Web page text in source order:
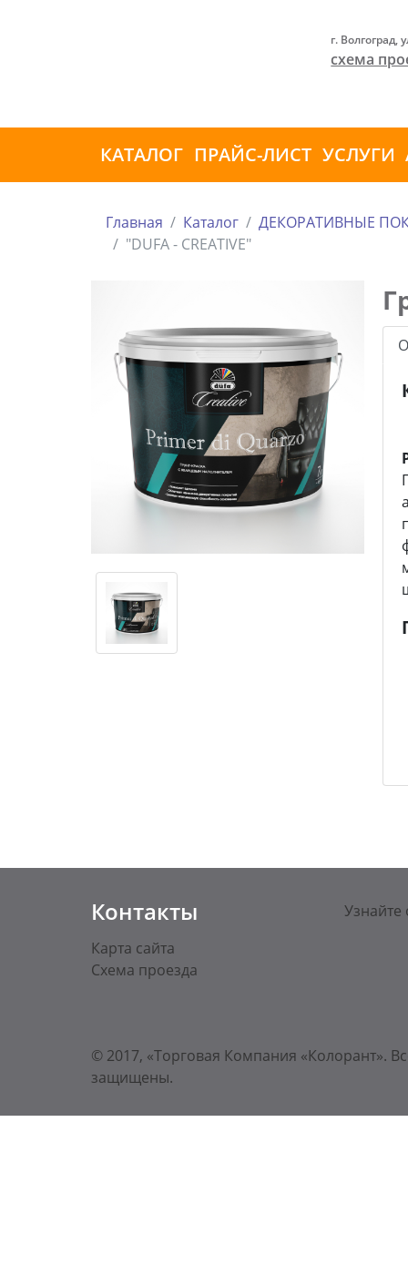
г. Волгоград,
схема
КАТАЛОГ ПРАЙС-ЛИСТ УСЛУГИ
Главная Каталог
ДЕКОРАТИВНЫЕ
"DUFA - CREATIVE"
Контакты
Карта сайта
Схема проезда
Узнайте
© 2017, «Торговая Компания «Колорант».
защищены.